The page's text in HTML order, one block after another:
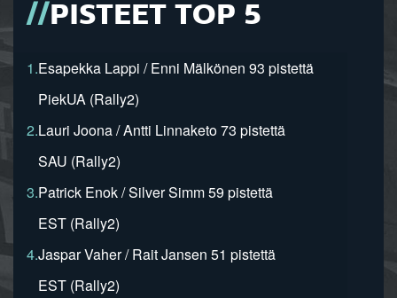
PISTEET TOP 5
1.Esapekka Lappi / Enni Mälkönen 93 pistettä
PiekUA (Rally2)
2.Lauri Joona / Antti Linnaketo 73 pistettä
SAU (Rally2)
3.Patrick Enok / Silver Simm 59 pistettä
EST (Rally2)
4.Jaspar Vaher / Rait Jansen 51 pistettä
EST (Rally2)